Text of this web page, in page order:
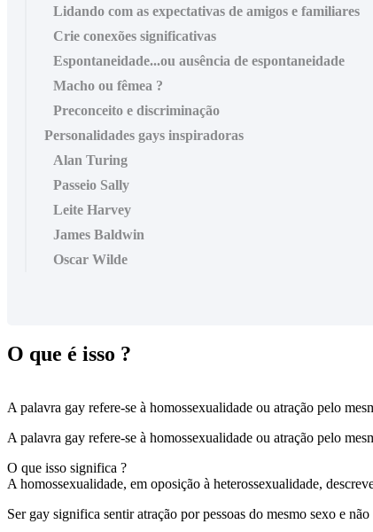
Lidando com as expectativas de amigos e familiares
Crie conexões significativas
Espontaneidade...ou ausência de espontaneidade
Macho ou fêmea ?
Preconceito e discriminação
Personalidades gays inspiradoras
Alan Turing
Passeio Sally
Leite Harvey
James Baldwin
Oscar Wilde
O que é isso ?
A palavra gay refere-se à homossexualidade ou atração pelo
A palavra gay refere-se à homossexualidade ou atração pelo
O que isso significa ?
A homossexualidade, em oposição à heterossexualidade,
Ser gay significa sentir atração por pessoas do mesmo sexo e